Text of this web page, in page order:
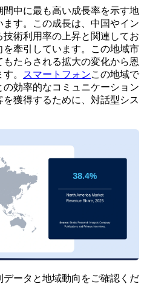
中に最も高い成長率を示す地
す。この成長は、中国やイン
技術利用率の上昇と関連してお
牽引しています。この地域市
たらされる拡大の変化から恩
。
スマートフォンこの地域で
効率的なコミュニケーション
獲得するために、対話型シス
データと地域動向をご確認くだ